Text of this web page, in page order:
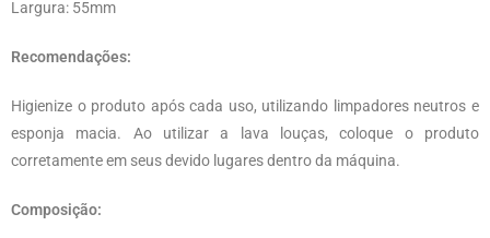
Largura: 55mm
Recomendações:
Higienize o produto após cada uso, utilizando limpadores neutros e
esponja macia. Ao utilizar a lava louças, coloque o produto
corretamente em seus devido lugares dentro da máquina.
Composição: